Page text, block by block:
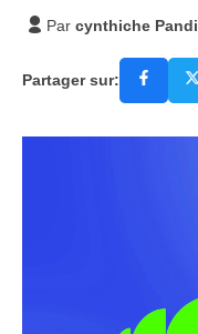
Par cynthiche Pandi
Partager sur: